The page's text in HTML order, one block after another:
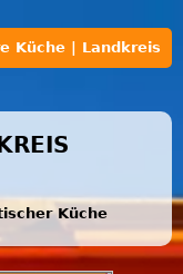
Küche | Landkreis
Küche